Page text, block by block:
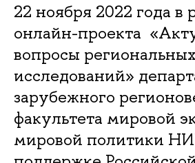
22 ноября 2022 года в
онлайн-проекта
вопросы региональных
исследований»
зарубежного
факультета мировой
мировой политики